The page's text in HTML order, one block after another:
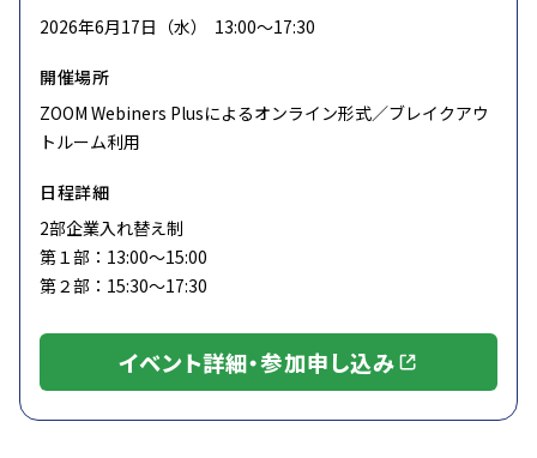
2026年6月17日（水） 13:00〜17:30
開催場所
ZOOM Webiners Plusによるオンライン形式／ブレイクアウ
トルーム利用
日程詳細
2部企業入れ替え制
第１部：13:00～15:00
第２部：15:30～17:30
イベント詳細・参加申し込み